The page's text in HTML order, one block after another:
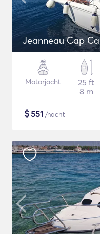
Jeanneau Cap
Motorjacht
25 ft
8 m
$551 /nacht